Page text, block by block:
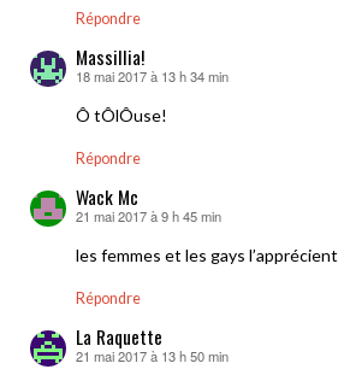
Répondre
Massillia!
dit :
18 mai 2017 à 13 h 34 min
Ô tÔlÔuse!
Répondre
Wack Mc
dit :
21 mai 2017 à 9 h 45 min
les femmes et les gays l’apprécient
Répondre
La Raquette
dit :
21 mai 2017 à 13 h 50 min